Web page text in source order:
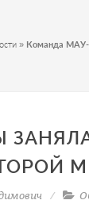
» Команда МАУ-